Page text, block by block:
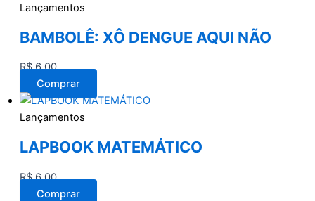
Lançamentos
BAMBOLÊ: XÔ DENGUE AQUI NÃO
R$6,00
Comprar
Lançamentos
LAPBOOK MATEMÁTICO
R$6,00
Comprar